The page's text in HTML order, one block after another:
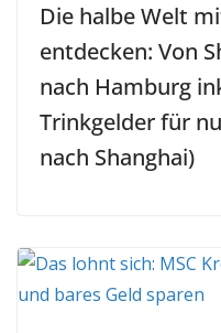
Die halbe Welt
entdecken: Von
nach Hamburg
Trinkgelder für
nach Shanghai)